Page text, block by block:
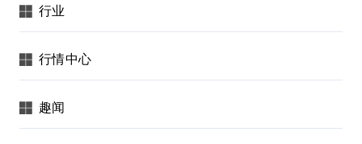
行业
行情中心
趣闻